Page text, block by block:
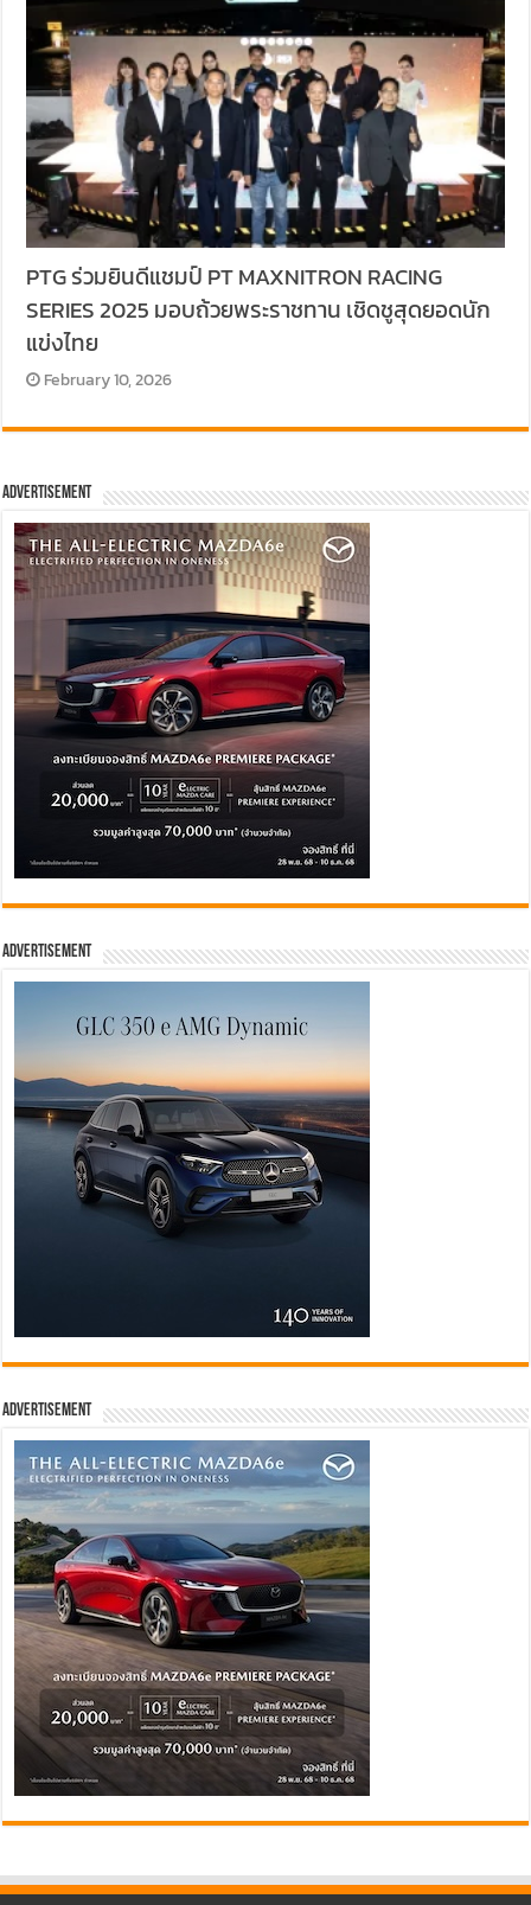
PTG ร่วมยินดีแชมป์ PT MAXNITRON RACING
SERIES 2025 มอบถ้วยพระราชทาน เชิดชูสุดยอดนัก
แข่งไทย
February 10, 2026
Advertisement
Advertisement
Advertisement